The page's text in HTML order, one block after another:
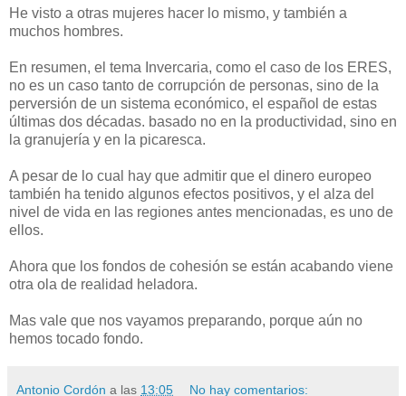
He visto a otras mujeres hacer lo mismo, y también a
muchos hombres.
En resumen, el tema Invercaria, como el caso de los ERES,
no es un caso tanto de corrupción de personas, sino de la
perversión de un sistema económico, el español de estas
últimas dos décadas. basado no en la productividad, sino en
la granujería y en la picaresca.
A pesar de lo cual hay que admitir que el dinero europeo
también ha tenido algunos efectos positivos, y el alza del
nivel de vida en las regiones antes mencionadas, es uno de
ellos.
Ahora que los fondos de cohesión se están acabando viene
otra ola de realidad heladora.
Mas vale que nos vayamos preparando, porque aún no
hemos tocado fondo.
Antonio Cordón a las 13:05 No hay comentarios: